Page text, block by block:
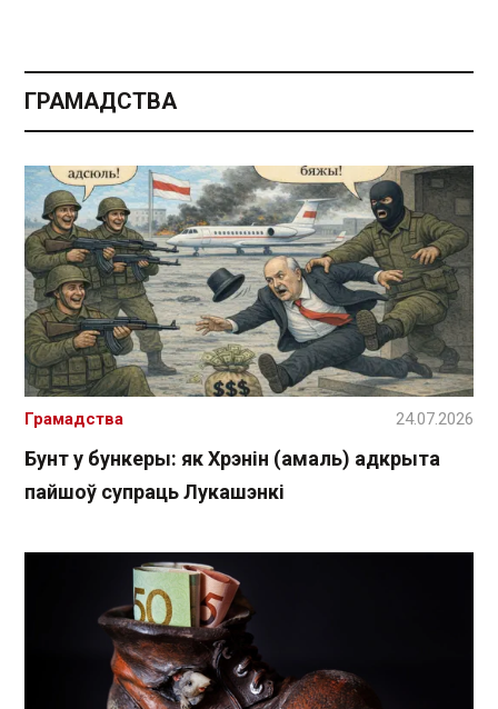
ГРАМАДСТВА
Бунт у бункеры: як Хрэнін (амаль) адкрыта
пайшоў супраць Лукашэнкі
Грамадства 24.07.2026